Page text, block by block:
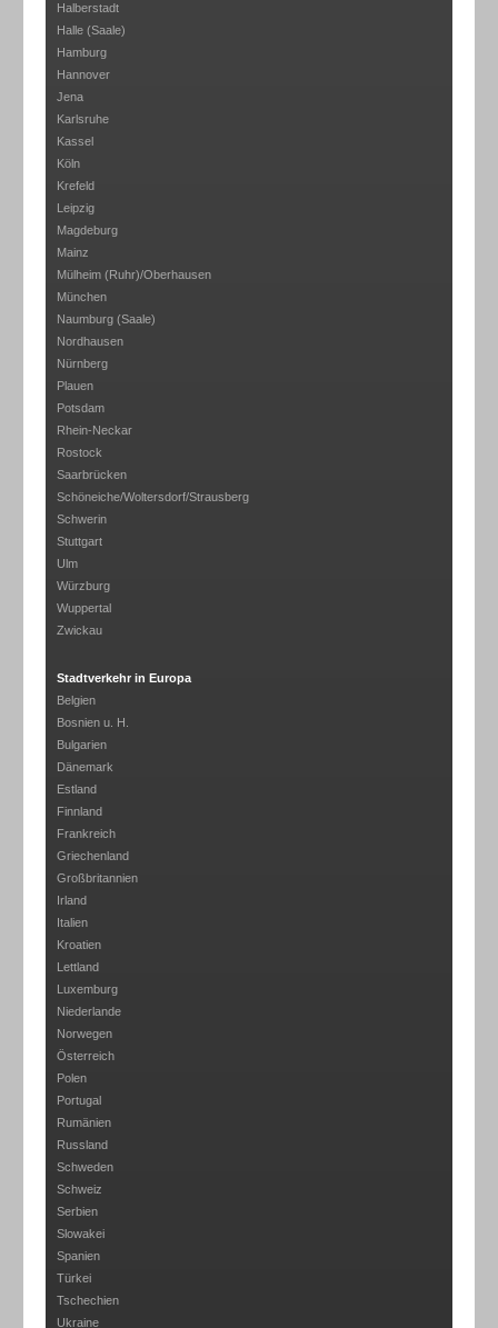
Halberstadt
Halle (Saale)
Hamburg
Hannover
Jena
Karlsruhe
Kassel
Köln
Krefeld
Leipzig
Magdeburg
Mainz
Mülheim (Ruhr)/Oberhausen
München
Naumburg (Saale)
Nordhausen
Nürnberg
Plauen
Potsdam
Rhein-Neckar
Rostock
Saarbrücken
Schöneiche/Woltersdorf/Strausberg
Schwerin
Stuttgart
Ulm
Würzburg
Wuppertal
Zwickau
Stadtverkehr in Europa
Belgien
Bosnien u. H.
Bulgarien
Dänemark
Estland
Finnland
Frankreich
Griechenland
Großbritannien
Irland
Italien
Kroatien
Lettland
Luxemburg
Niederlande
Norwegen
Österreich
Polen
Portugal
Rumänien
Russland
Schweden
Schweiz
Serbien
Slowakei
Spanien
Türkei
Tschechien
Ukraine